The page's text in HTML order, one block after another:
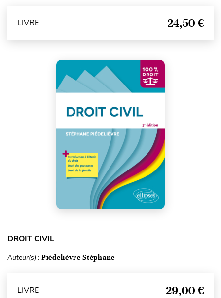
LIVRE 24,50 €
DROIT CIVIL
Auteur(s) : Piédelièvre Stéphane
LIVRE 29,00 €